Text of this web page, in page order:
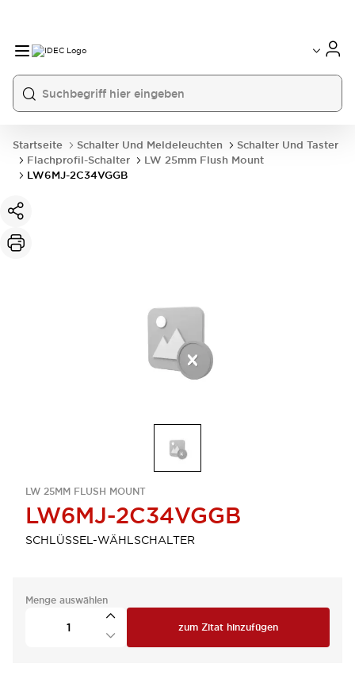
Startseite Schalter Und Meldeleuchten
Schalter Und Taster
Flachprofil-Schalter
LW 25mm Flush Mount
LW6MJ-2C34VGGB
LW 25MM FLUSH MOUNT
LW6MJ-2C34VGGB
SCHLÜSSEL-WÄHLSCHALTER
Menge auswählen
zum Zitat hinzufügen